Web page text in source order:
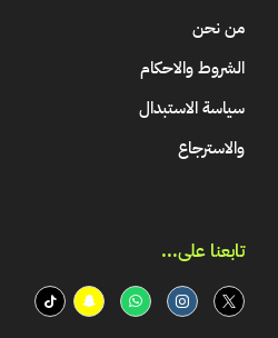
من نحن
الشروط والاحكام
سياسة الاستبدال
والاسترجاع
تابعنا على...​